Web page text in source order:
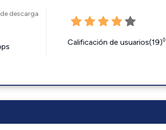
descarga
Calificación de usuarios(19)◊